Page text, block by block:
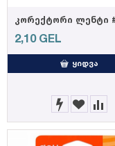
2,10 GEL
ᲧᲘᲓᲕᲐ